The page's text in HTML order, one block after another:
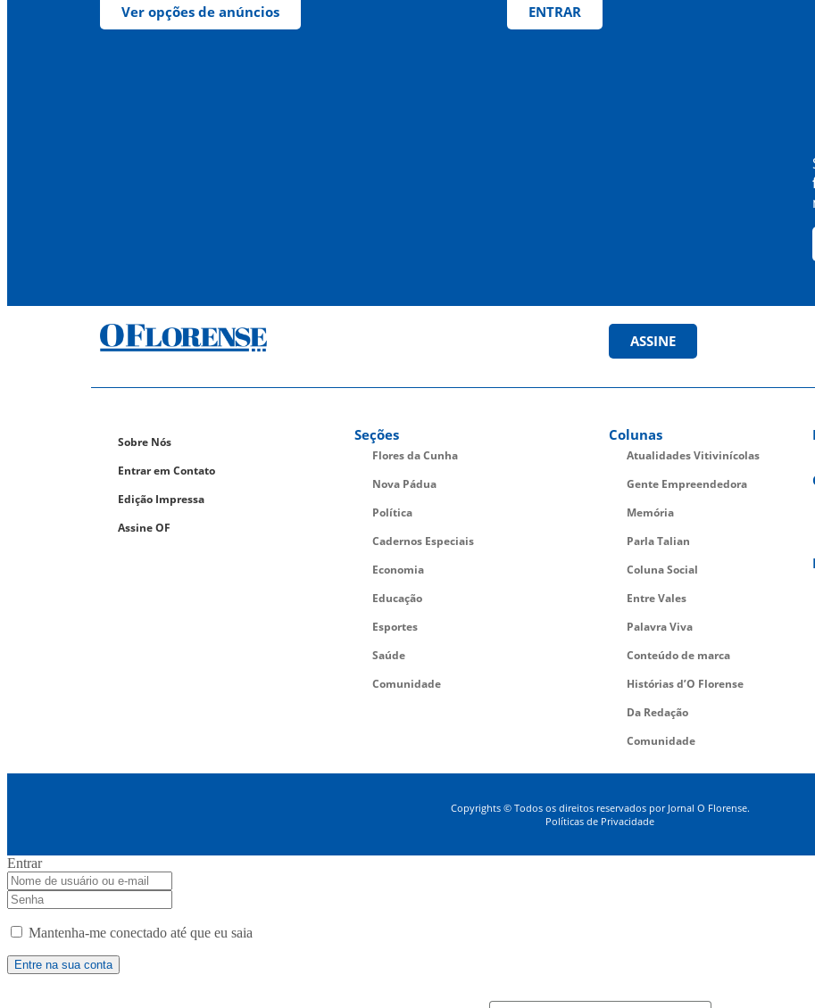
Ver opções de anúncios ENTRAR
ASSINE
Sobre Nós
Entrar em Contato
Edição Impressa
Assine OF
Seções
Flores da Cunha
Nova Pádua
Política
Cadernos Especiais
Economia
Educação
Esportes
Saúde
Comunidade
Colunas
Atualidades Vitivinícolas
Gente Empreendedora
Memória
Parla Talian
Coluna Social
Entre Vales
Palavra Viva
Conteúdo de marca
Histórias d’O Florense
Da Redação
Comunidade
Copyrights © Todos os direitos reservados por Jornal O Florense.
Políticas de Privacidade
Entrar
Mantenha-me conectado até que eu saia